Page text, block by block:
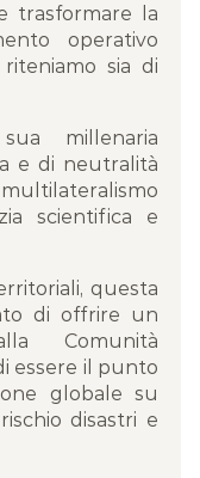
trasformare la
operativo
sia di
millenaria
e di neutralità
scientifica e
questa
di offrire un
Comunità
essere il punto
globale su
disastri e